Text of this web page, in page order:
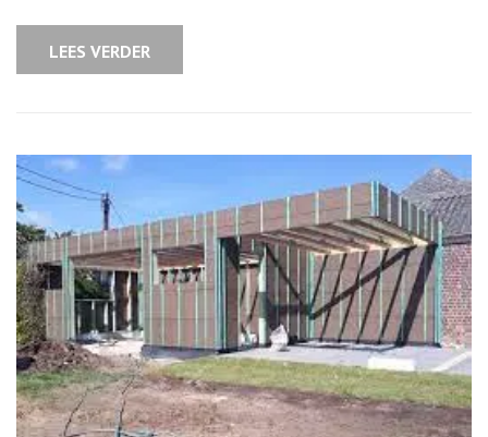
LEES VERDER